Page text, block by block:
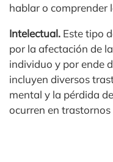
hablar o comprender
Intelectual. Este tipo
por la afectación de
individuo y por ende
incluyen diversos
mental y la pérdida
ocurren en